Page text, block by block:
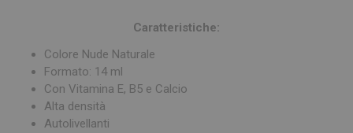
Caratteristiche:
Colore Nude Naturale
Formato: 14 ml
Con Vitamina E, B5 e Calcio
Alta densità
Autolivellanti